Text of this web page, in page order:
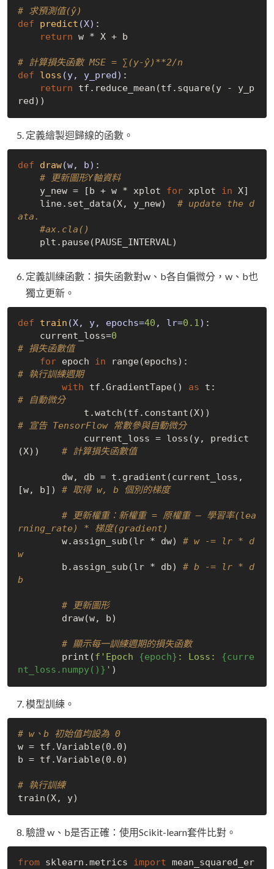
# 求預測值(ŷ)
def
predict (X) :
return w * X + b
# 計算損失函數 MSE = ∑(y-ŷ)**2/n
def
loss (y, y_pred) :
return tf.reduce_mean(tf.square(y - y_p
定義繪製迴歸線的函數。
def draw(w, b) :
# 更新圖形Y軸資料
    y_new = [b + w * xplot
for xplot in X]
    line.set_data(X, y_new)
# update the d
ata.
#ax.cla()
定義訓練函數：損失函數對w、b各自偏微分，w、b也
獨立更新。
def train (X, y, epochs=40 , lr=0.1) :
    current_loss=
0
# 損失函數值
for epoch in
# 執行訓練週期
with tf.GradientTape() as
# 自動微分
# 宣告 TensorFlow 常數參與自動微分
(X)) # 計算損失函數值
[w, b]) # 取得 w, b 個別的梯度
# 更新權重：新權重 = 原權重 — 學習率(lea
rning_rate) * 梯度(gradient)
        w.assign_sub(lr * dw)
# w -= lr * d
w
        b.assign_sub(lr * db)
# b -= lr * d
b
# 更新圖形
# 顯示每一訓練週期的損失函數
        print(
f'Epoch {epoch} : Loss: {curre
nt_loss.numpy()} '
模型訓練。
# w、b 初始值均設為 0
w = tf.Variable(0.0)
b = tf.Variable(0.0)
# 執行訓練
驗證 w、b是否正確：使用Scikit-learn套件比對。
from sklearn.metrics import mean_squared_er